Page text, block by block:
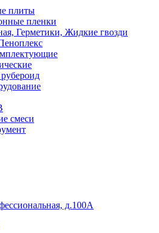
плиты
пленки
Герметики, Жидкие гвозди
смеси
д.100А